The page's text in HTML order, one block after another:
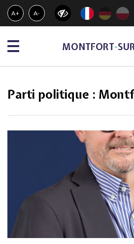
Gestion des traceurs
A+ A-
Menu MONTFORT-
Parti politique :